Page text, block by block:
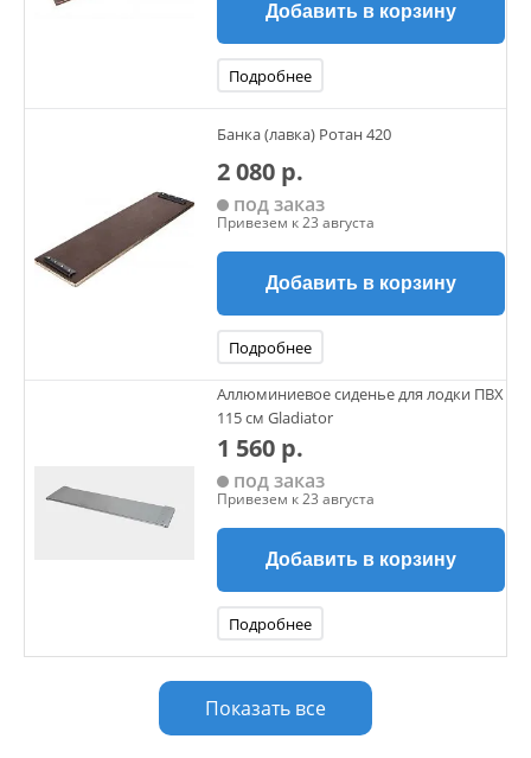
Добавить в корзину
Подробнее
Банка (лавка) Ротан 420
2 080 р.
под заказ
Привезем к 23 августа
Добавить в корзину
Подробнее
Аллюминиевое сиденье для лодки ПВХ
115 см Gladiator
1 560 р.
под заказ
Привезем к 23 августа
Добавить в корзину
Подробнее
Показать все